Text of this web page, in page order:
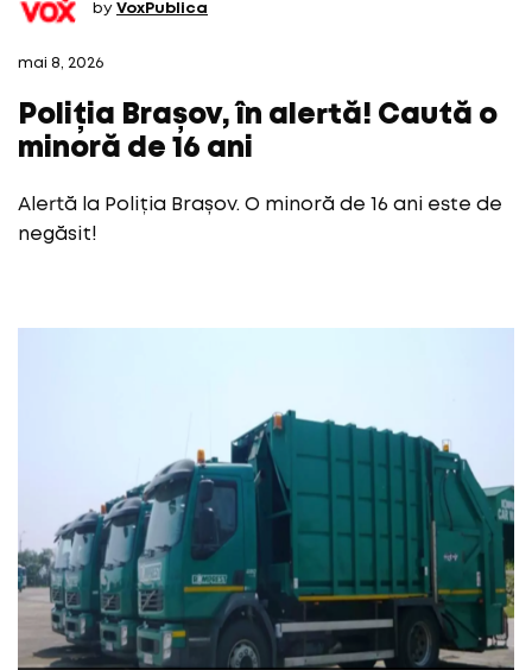
by VoxPublica
mai 8, 2026
Poliția Brașov, în alertă! Caută o
minoră de 16 ani
Alertă la Poliția Brașov. O minoră de 16 ani este de
negăsit!